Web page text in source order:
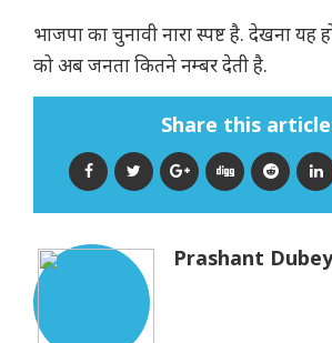
भाजपा का चुनावी नारा स्पष्ट है. देखना यह
को अब जनता कितने नम्बर देती है.
Share this
Prashant Dubey